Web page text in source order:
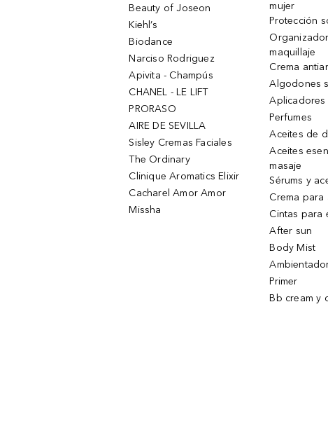
Beauty of Joseon
Kiehl’s
Biodance
Narciso Rodriguez
Apivita - Champús
CHANEL - LE LIFT
PRORASO
AIRE DE SEVILLA
Sisley Cremas Faciales
The Ordinary
Clinique Aromatics Elixir
Cacharel Amor Amor
Missha
mujer
Protección
maquillaje
Crema
Algodones
Aplicadores
Perfumes
Aceites de
Aceites
masaje
Sérums y
Crema para
Cintas para
After sun
Body Mist
Primer
Bb cream y